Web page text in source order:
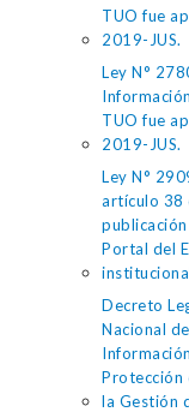
TUO fue
2019-JUS.
Ley N°
TUO fue
2019-JUS.
Ley N°
artículo 38
Portal del
Decreto
Nacional
Protección
la Gestión